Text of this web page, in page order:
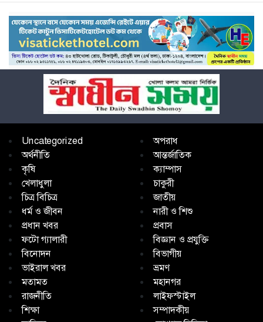
Uncategorized
অপরাধ
অর্থনীতি
আন্তর্জাতিক
কৃষি
ক্যাম্পাস
খেলাধুলা
চাকুরী
চিত্র বিচিত্র
জাতীয়
ধর্ম ও জীবন
নারী ও শিশু
প্রধান খবর
প্রবাস
ফটো গ্যালারী
বিজ্ঞান ও প্রযুক্তি
বিনোদন
বিভাগীয়
ভাইরাল খবর
ভ্রমণ
মতামত
মহানগর
রাজনীতি
লাইফস্টাইল
শিক্ষা
সম্পাদকীয়